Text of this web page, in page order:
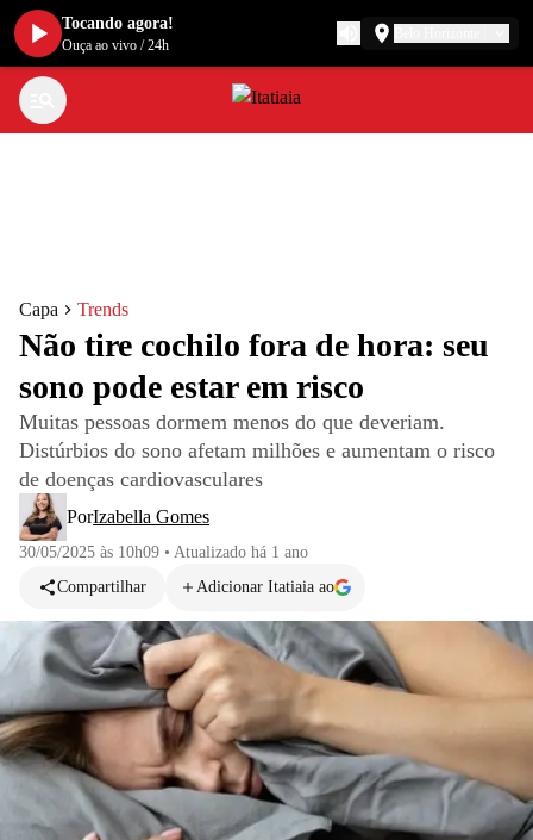
Capa Trends
Não tire cochilo fora de hora: seu
sono pode estar em risco
Muitas pessoas dormem menos do que deveriam.
Distúrbios do sono afetam milhões e aumentam o risco
de doenças cardiovasculares
PorIzabella Gomes
30/05/2025 às 10h09 • Atualizado há 1 ano
Compartilhar
Adicionar Itatiaia ao
Tocando agora!
Ouça ao vivo /24h